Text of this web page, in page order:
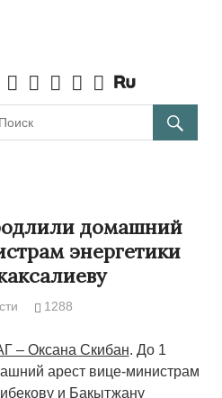
домашний
энергетики
1288
– Оксана Скибан. До 1
арест вице-министрам
и Бакытжану